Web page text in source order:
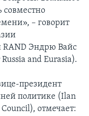
совместно
– говорит
RAND Эндрю Вайс
and Eurasia).
президент
политике (Ilan
отмечает: